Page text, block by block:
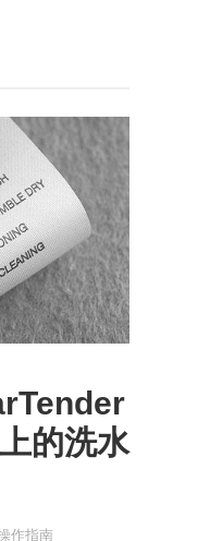
的洗水
作指南